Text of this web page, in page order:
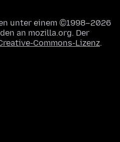
unter einem ©1998–2026
an mozilla.org. Der
Commons-Lizenz.